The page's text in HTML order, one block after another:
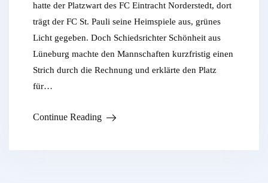
hatte der Platzwart des FC Eintracht Norderstedt, dort
trägt der FC St. Pauli seine Heimspiele aus, grünes
Licht gegeben. Doch Schiedsrichter Schönheit aus
Lüneburg machte den Mannschaften kurzfristig einen
Strich durch die Rechnung und erklärte den Platz
für…
Continue Reading